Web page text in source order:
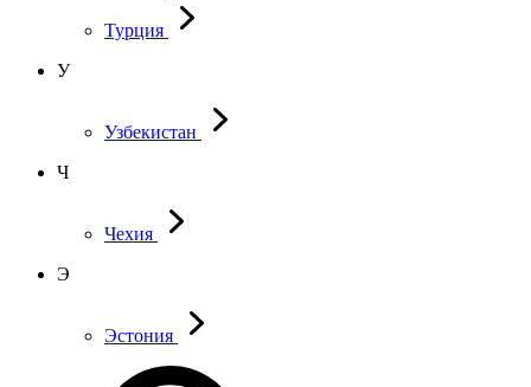
Турция
У
Узбекистан
Ч
Чехия
Э
Эстония